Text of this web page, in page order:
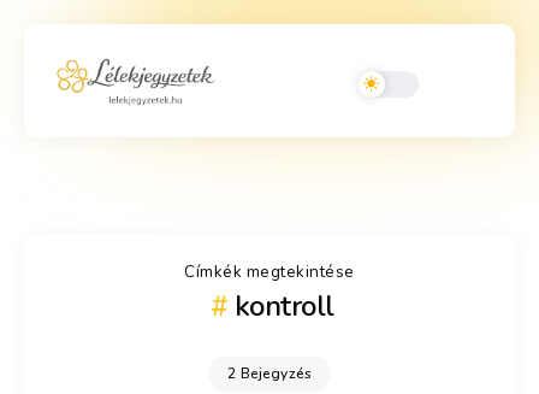
Címkék megtekintése
kontroll
2 Bejegyzés